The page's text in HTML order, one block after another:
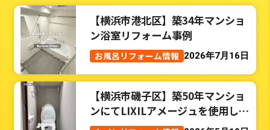
【横浜市港北区】築34年マンショ
ン浴室リフォーム事例
お風呂リフォーム情報 2026年7月16日
【横浜市磯子区】築50年マンショ
ンにてLIXILアメージュを使用した
トイレリフォーム事例